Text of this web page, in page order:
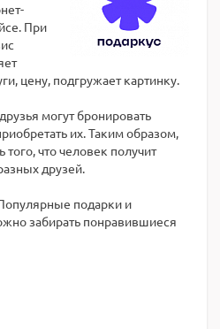
При
цену, подгружает картинку.
могут бронировать
их. Таким образом,
того, что человек получит
друзей.
подарки и
забирать понравившиеся